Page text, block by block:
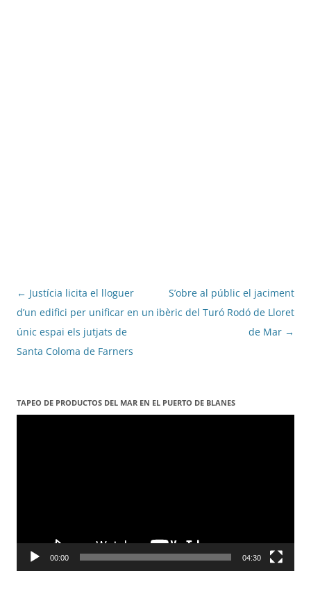
Navegació
per
les
entrades
← Justícia licita el lloguer
d’un edifici per unificar en un
únic espai els jutjats de
Santa Coloma de Farners
S’obre al públic el jaciment
ibèric del Turó Rodó de Lloret
de Mar →
TAPEO DE PRODUCTOS DEL MAR EN EL PUERTO DE BLANES
Reproductor
00:00 04:30